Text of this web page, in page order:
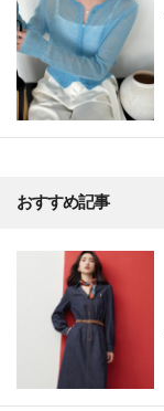
おすすめ記事